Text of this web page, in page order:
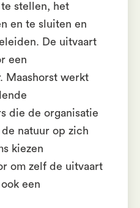
stellen, het
en te sluiten en
De uitvaart
een
Maashorst werkt
die de organisatie
natuur op zich
kiezen
om zelf de uitvaart
een